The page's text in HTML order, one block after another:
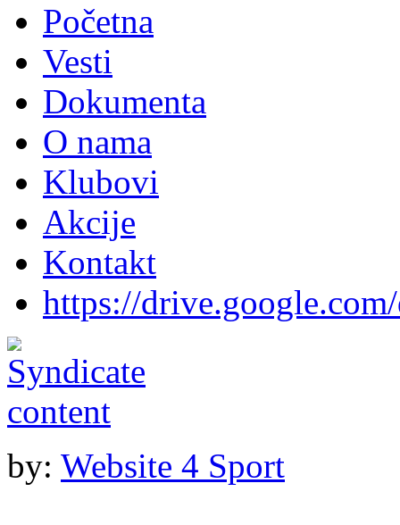
Početna
Vesti
Dokumenta
O nama
Klubovi
Akcije
Kontakt
https://
by: Website 4 Sport